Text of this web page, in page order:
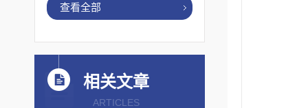
查看全部
相关文章
ARTICLES